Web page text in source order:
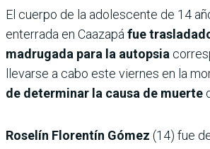
El cuerpo de la adolescente de 14
enterrada en Caazapá fue
madrugada para la autopsia
llevarse a cabo este viernes en la
de determinar la causa de muerte
Roselín Florentín Gómez (14) fue